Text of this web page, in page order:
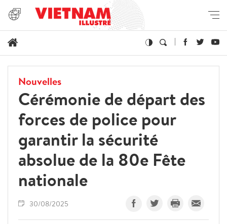
Nouvelles
Cérémonie de départ des
forces de police pour
garantir la sécurité
absolue de la 80e Fête
nationale
30/08/2025